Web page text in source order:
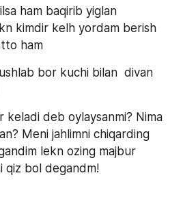
ham baqirib yiglan
kimdir kelh yordam berish
ham
bor kuchi bilan  divan
keladi deb oylaysanmi? Nima
Meni jahlimni chiqarding
lekn ozing majbur
qiz bol degandm!